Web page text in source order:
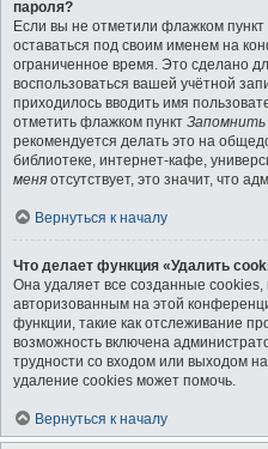
пароля?
Если вы не отметили флажком пункт
оставаться под своим именем на
ограниченное время. Это сделано
воспользоваться вашей учётной
приходилось вводить имя
отметить флажком пункт Запомнить
рекомендуется делать это на
библиотеке, интернет-кафе,
меня отсутствует, это значит, что
Вернуться к началу
Что делает функция «Удалить
Она удаляет все созданные
авторизованным на этой
функции, такие как отслеживание
возможность включена
трудности со входом или выходом
удаление cookies может помочь.
Вернуться к началу